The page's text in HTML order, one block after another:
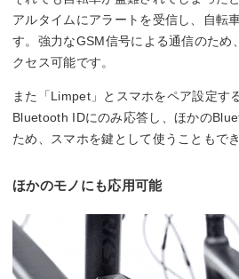
アルタイムにアラートを受信し、自転
す。強力なGSM信号による通信のため
クセス可能です。
また「Limpet」とスマホをペア設定す
Bluetooth IDにのみ応答し、ほかの
ため、スマホを鍵として使うこともでき
ほかのモノにも応用可能